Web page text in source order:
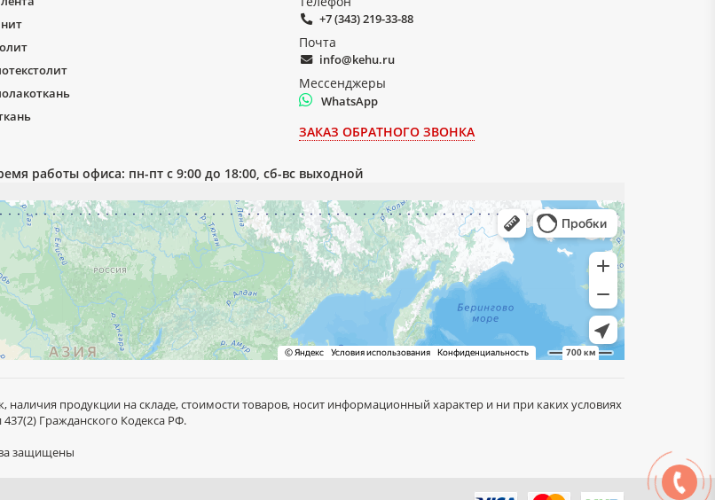
+7 (343) 219-33-88
Почта
info@kehu.ru
Мессенджеры
WhatsApp
ЗАКАЗ ОБРАТНОГО ЗВОНКА
работы офиса: пн-пт с 9:00 до 18:00, сб-вс выходной
наличия продукции на складе, стоимости товаров, носит информационный характер и ни при каких условиях
Гражданского Кодекса РФ.
защищены